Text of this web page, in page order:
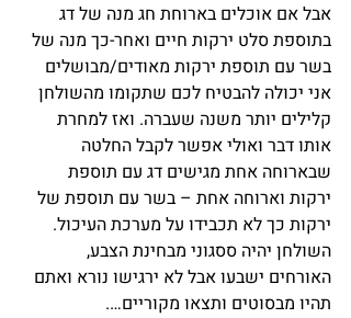
אבל אם אוכלים בארוחת חג מנה של דג
בתוספת סלט ירקות חיים ואחר-כך מנה של
בשר עם תוספת ירקות מאודים/מבושלים
אני יכולה להבטיח לכם שתקומו מהשולחן
קלילים יותר משנה שעברה. ואז למחרת
אותו דבר ואולי אפשר לקבל החלטה
שבארוחה אחת מגישים דג עם תוספת
ירקות וארוחה אחת – בשר עם תוספת של
ירקות כך לא תכבידו על מערכת העיכול.
השולחן יהיה ססגוני מבחינת הצבע,
האורחים ישבעו אבל לא ירגישו נורא ואתם
תהיו מבסוטים ותצאו מקוריים….